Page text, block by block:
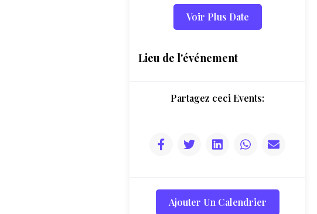
Voir Plus Date
Lieu de l'événement
Partagez ceci Events:
Ajouter Un Calendrier